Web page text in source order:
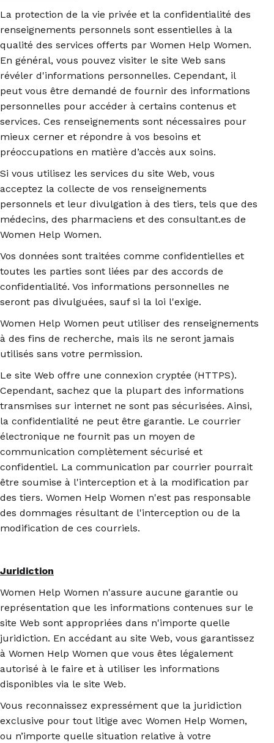
La protection de la vie privée et la confidentialité des
renseignements personnels sont essentielles à la
qualité des services offerts par Women Help Women.
En général, vous pouvez visiter le site Web sans
révéler d'informations personnelles. Cependant, il
peut vous être demandé de fournir des informations
personnelles pour accéder à certains contenus et
services. Ces renseignements sont nécessaires pour
mieux cerner et répondre à vos besoins et
préoccupations en matière d’accès aux soins.
Si vous utilisez les services du site Web, vous
acceptez la collecte de vos renseignements
personnels et leur divulgation à des tiers, tels que des
médecins, des pharmaciens et des consultant.es de
Women Help Women.
Vos données sont traitées comme confidentielles et
toutes les parties sont liées par des accords de
confidentialité. Vos informations personnelles ne
seront pas divulguées, sauf si la loi l'exige.
Women Help Women peut utiliser des renseignements
à des fins de recherche, mais ils ne seront jamais
utilisés sans votre permission.
Le site Web offre une connexion cryptée (HTTPS).
Cependant, sachez que la plupart des informations
transmises sur internet ne sont pas sécurisées. Ainsi,
la confidentialité ne peut être garantie. Le courrier
électronique ne fournit pas un moyen de
communication complètement sécurisé et
confidentiel. La communication par courrier pourrait
être soumise à l'interception et à la modification par
des tiers. Women Help Women n'est pas responsable
des dommages résultant de l'interception ou de la
modification de ces courriels.
Juridiction
Women Help Women n'assure aucune garantie ou
représentation que les informations contenues sur le
site Web sont appropriées dans n'importe quelle
juridiction. En accédant au site Web, vous garantissez
à Women Help Women que vous êtes légalement
autorisé à le faire et à utiliser les informations
disponibles via le site Web.
Vous reconnaissez expressément que la juridiction
exclusive pour tout litige avec Women Help Women,
ou n’importe quelle situation relative à votre